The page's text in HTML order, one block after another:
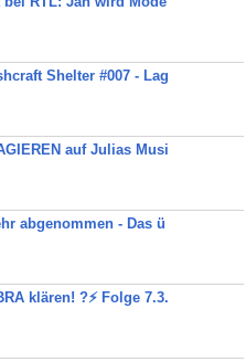
Shelter #007 - Lag
auf Julias Musi
abgenommen - Das ü
klären! ?⚡️ Folge 7.3.